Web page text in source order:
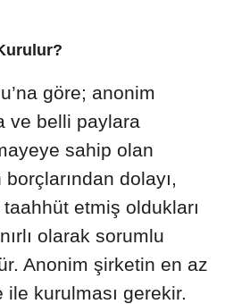
göre; anonim
ve belli paylara
sahip olan
dolayı,
etmiş oldukları
olarak sorumlu
Anonim şirketin en az
kurulması gerekir.